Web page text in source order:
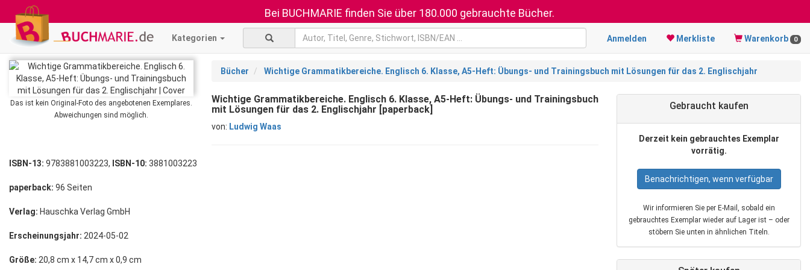
Bei BUCHMARIE finden Sie über 180.000 gebrauchte Bücher.
Kategorien Anmelden Merkliste Warenkorb 0
Das ist kein Original-Foto des angebotenen Exemplares.
Abweichungen sind möglich.
Bücher Wichtige Grammatikbereiche. Englisch 6. Klasse, A5-Heft: Übungs- und Trainingsbuch mit Lösungen für das 2. Englischjahr
Wichtige Grammatikbereiche. Englisch 6. Klasse, A5-Heft: Übungs- und Trainingsbuch
mit Lösungen für das 2. Englischjahr [paperback]
von: Ludwig Waas
Gebraucht kaufen
Derzeit kein gebrauchtes Exemplar
vorrätig.
Benachrichtigen, wenn verfügbar
Wir informieren Sie per E‑Mail, sobald ein
gebrauchtes Exemplar wieder auf Lager ist – oder
stöbern Sie unten in ähnlichen Titeln.
ISBN-13: 9783881003223, ISBN-10: 3881003223
paperback: 96 Seiten
Verlag: Hauschka Verlag GmbH
Erscheinungsjahr: 2024-05-02
Größe: 20,8 cm x 14,7 cm x 0,9 cm